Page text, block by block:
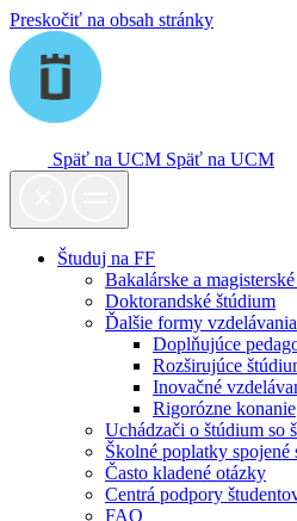
Preskočiť na obsah stránky
Späť na UCM Späť na UCM
Študuj na FF
Bakalárske a
Doktorandské štúdium
Ďalšie formy vzdelávania
Doplňujúce
Rozširujúce
Inovačné
Rigorózne konanie
Uchádzači o štúdium so
Školné poplatky spojené
Často kladené otázky
Centrá podpory
FAQ